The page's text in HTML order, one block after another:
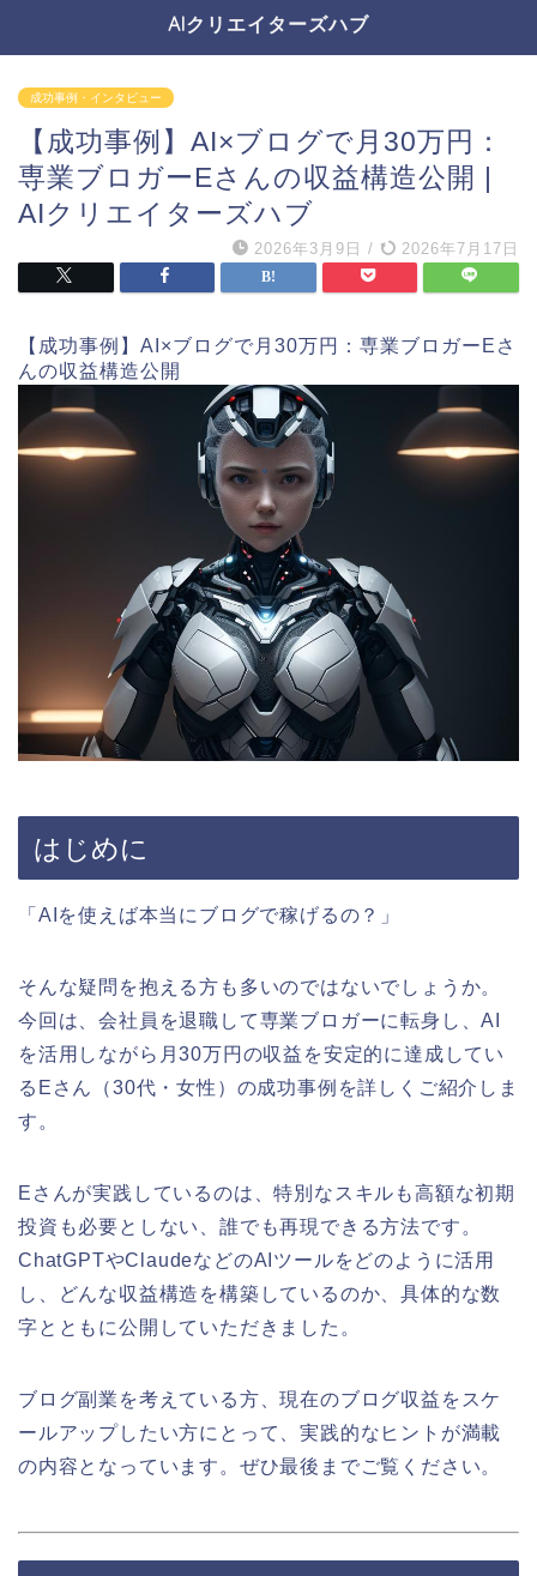
AIクリエイターズハブ
成功事例・インタビュー
【成功事例】AI×ブログで月30万円：
専業ブロガーEさんの収益構造公開 |
AIクリエイターズハブ
2026年3月9日 / 2026年7月17日
【成功事例】AI×ブログで月30万円：専業ブロガーEさ
んの収益構造公開
はじめに
「AIを使えば本当にブログで稼げるの？」
そんな疑問を抱える方も多いのではないでしょうか。
今回は、会社員を退職して専業ブロガーに転身し、AI
を活用しながら月30万円の収益を安定的に達成してい
るEさん（30代・女性）の成功事例を詳しくご紹介しま
す。
Eさんが実践しているのは、特別なスキルも高額な初期
投資も必要としない、誰でも再現できる方法です。
ChatGPTやClaudeなどのAIツールをどのように活用
し、どんな収益構造を構築しているのか、具体的な数
字とともに公開していただきました。
ブログ副業を考えている方、現在のブログ収益をスケ
ールアップしたい方にとって、実践的なヒントが満載
の内容となっています。ぜひ最後までご覧ください。